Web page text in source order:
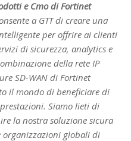
e Cmo di Fortinet
a GTT di creare una
per offrire ai clienti
di sicurezza, analytics e
della rete IP
SD-WAN di Fortinet
il mondo di beneficiare di
Siamo lieti di
la nostra soluzione sicura
organizzazioni globali di